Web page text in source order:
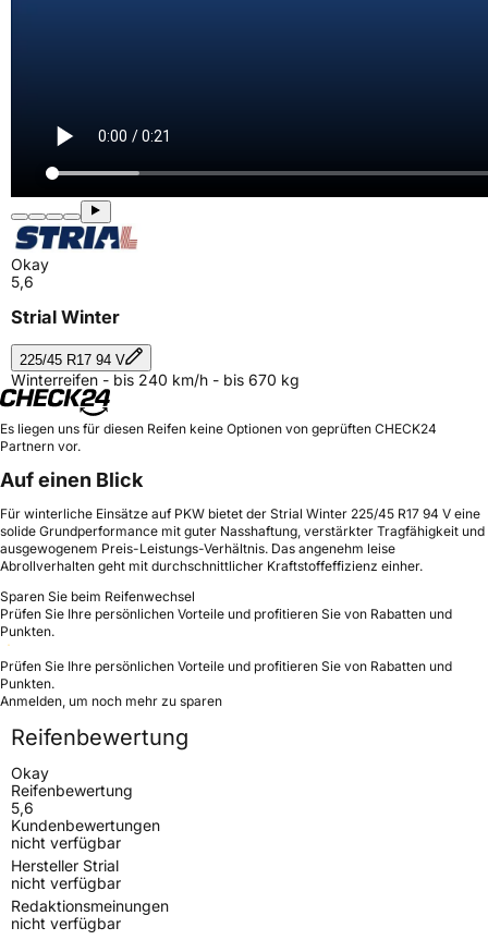
Okay
5,6
Strial Winter
225/45 R17 94 V
Winterreifen - bis 240 km/h - bis 670 kg
Es liegen uns für diesen Reifen keine Optionen von geprüften CHECK24
Partnern vor.
Auf einen Blick
Für winterliche Einsätze auf PKW bietet der Strial Winter 225/45 R17 94 V eine
solide Grundperformance mit guter Nasshaftung, verstärkter Tragfähigkeit und
ausgewogenem Preis-Leistungs-Verhältnis. Das angenehm leise
Abrollverhalten geht mit durchschnittlicher Kraftstoffeffizienz einher.
Sparen Sie beim Reifenwechsel
Prüfen Sie Ihre persönlichen Vorteile und profitieren Sie von Rabatten und
Punkten.
Prüfen Sie Ihre persönlichen Vorteile und profitieren Sie von Rabatten und
Punkten.
Anmelden, um noch mehr zu sparen
Reifenbewertung
Okay
Reifenbewertung
5,6
Kundenbewertungen
nicht verfügbar
Hersteller Strial
nicht verfügbar
Redaktionsmeinungen
nicht verfügbar